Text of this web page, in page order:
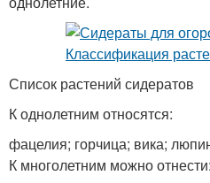
Список растений сидератов
К однолетним относятся:
фацелия; горчица; вика;
К многолетним можно отнести: